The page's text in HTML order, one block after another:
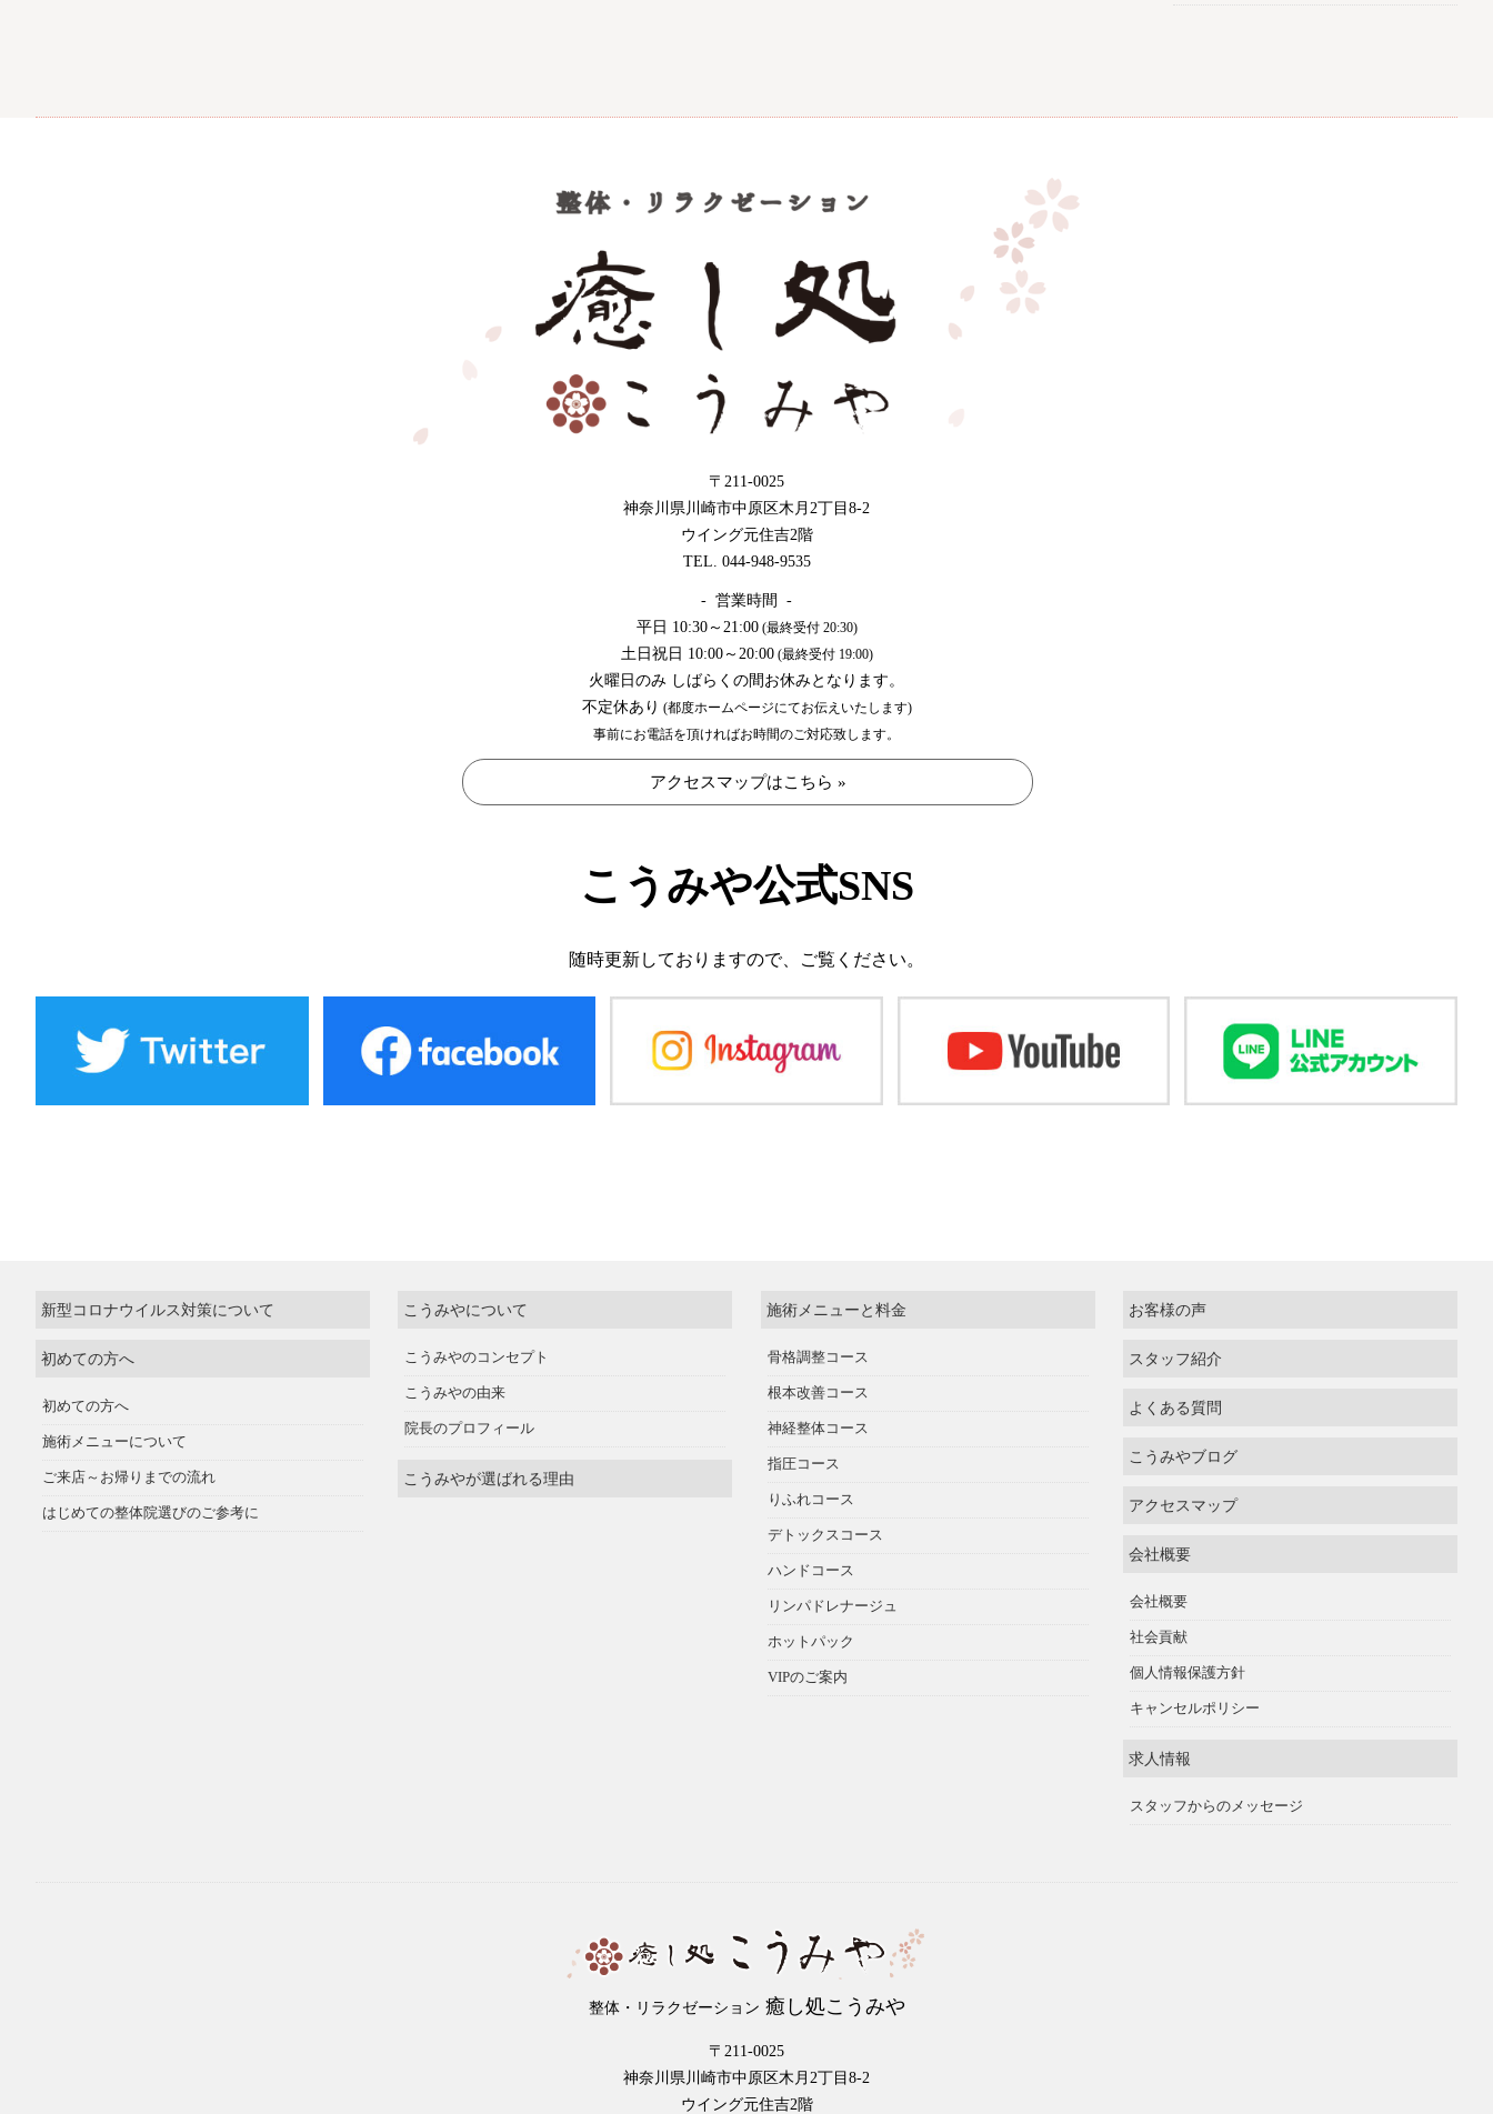
〒211-0025
神奈川県川崎市中原区木月2丁目8-2
ウイング元住吉2階
TEL. 044-948-9535
- 営業時間 -
平日 10:30～21:00(最終受付 20:30)
土日祝日 10:00～20:00(最終受付 19:00)
火曜日のみ しばらくの間お休みとなります。
不定休あり (都度ホームページにてお伝えいたします)
事前にお電話を頂ければお時間のご対応致します。
アクセスマップはこちら »
こうみや公式SNS
随時更新しておりますので、 ご覧ください。
新型コロナウイルス対策について
初めての方へ
初めての方へ
施術メニューについて
ご来店～お帰りまでの流れ
はじめての整体院選びのご参考に
こうみやについて
こうみやのコンセプト
こうみやの由来
院長のプロフィール
こうみやが選ばれる理由
施術メニューと料金
骨格調整コース
根本改善コース
神経整体コース
指圧コース
りふれコース
デトックスコース
ハンドコース
リンパドレナージュ
ホットパック
VIPのご案内
お客様の声
スタッフ紹介
よくある質問
こうみやブログ
アクセスマップ
会社概要
会社概要
社会貢献
個人情報保護方針
キャンセルポリシー
求人情報
スタッフからのメッセージ
整体・リラクゼーション 癒し処こうみや
〒211-0025
神奈川県川崎市中原区木月2丁目8-2
ウイング元住吉2階